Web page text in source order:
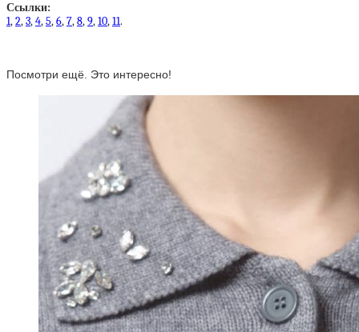
Ссылки:
1,2,3,4,5,6,7,8,9,10,11.
Посмотри ещё. Это интересно!